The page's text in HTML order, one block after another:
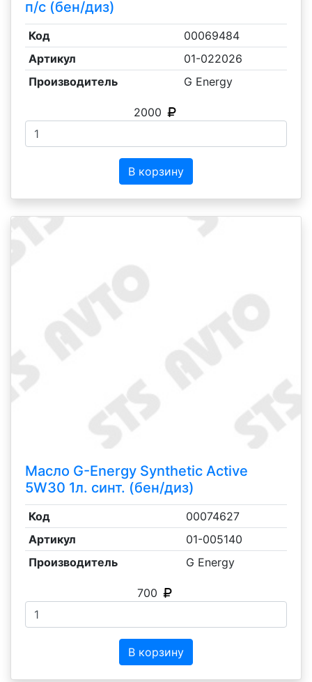
п/с (бен/диз)
Код
00069484
Артикул
01-022026
Производитель
G Energy
2000
В корзину
Масло G-Energy Synthetic Active
5W30 1л. синт. (бен/диз)
Код
00074627
Артикул
01-005140
Производитель
G Energy
700
В корзину